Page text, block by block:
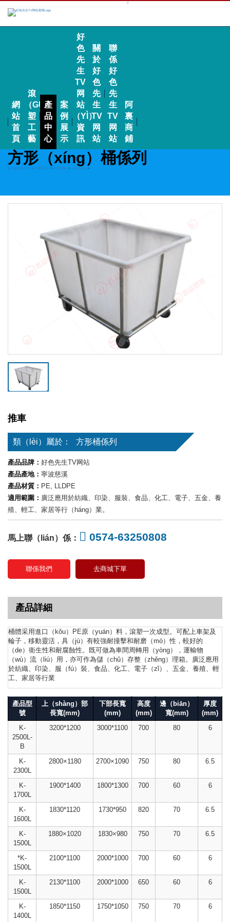
網
站
首
頁
滾
（GǓN）
塑
工
藝
產
品
中
心
案
例
展
示
好
色
先
生
TV
网
站
（YÌ）
資
訊
關
於
好
色
先
生
TV
网
站
聯
係
好
色
先
生
TV
网
站
阿
裏
商
鋪
方形（xíng）桶係列
首頁 > 產品中心 > 水處理係列 > PE周轉箱 > 方形桶係列 >
推車
類（lèi）屬於： 方形桶係列
產品品牌： 好色先生TV网站
產品產地： 寧波慈溪
產品材質： PE, LLDPE
適用範圍： 廣泛應用於紡織、印染、服裝、食品、化工、電子、五金、養
殖、輕工、家居等行（háng）業。
馬上聯（lián）係： 0574-63250808
聯係我們 去商城下單
產品詳細
桶體采用進口（kǒu）PE原（yuán）料，滾塑一次成型。可配上車架及
輪子，移動靈活，具（jù）有較強耐撞擊和耐磨（mó）性，較好的
（de）衛生性和耐腐蝕性。既可做為車間周轉用（yòng），運輸物
（wù）流（liú）用，亦可作為儲（chǔ）存整（zhěng）理箱。廣泛應用
於紡織、印染、服（fú）裝、食品、化工、電子（zǐ）、五金、養殖、輕
工、家居等行業
產品型
號
上（shàng）部
長寬(mm)
下部長寬
(mm)
高度
(mm)
邊（biān）
寬(mm)
厚度
(mm)
K-
2500L-
B
3200*1200 3000*1100 700 80 6
K-
2300L
2800×1180 2700×1090 750 80 6.5
K-
1700L
1900*1400 1800*1300 700 60 6
K-
1600L
1830*1120 1730*950 820 70 6.5
K-
1500L
1880×1020 1830×980 750 70 6.5
*K-
1500L
2100*1100 2000*1000 700 60 6
K-
1500L
2130*1100 2000*1000 650 60 6
K-
1400L
1850*1150 1750*1050 750 70 6